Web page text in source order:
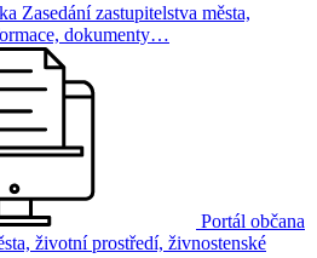
Zasedání zastupitelstva města,
dokumenty…
Portál občana
životní prostředí, živnostenské